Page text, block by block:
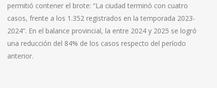
permitió contener el brote: “La ciudad terminó con cuatro
casos, frente a los 1.352 registrados en la temporada 2023-
2024”. En el balance provincial, la entre 2024 y 2025 se logró
una reducción del 84% de los casos respecto del período
anterior.